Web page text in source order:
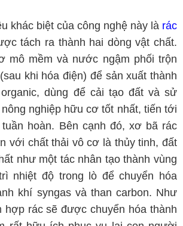
khác biệt của công nghệ này là rác
tách ra thành hai dòng vật chất.
mô mềm và nước ngậm phối trộn
khi hóa điện) để sản xuất thành
dùng để cải tạo đất và sử
nghiệp hữu cơ tốt nhất, tiến tới
hoàn. Bên cạnh đó, xơ bã rác
với chất thải vô cơ là thủy tinh, đất
như một tác nhân tạo thành vùng
nhiệt độ trong lò để chuyển hóa
khí syngas và than carbon. Như
hợp rác sẽ được chuyển hóa thành